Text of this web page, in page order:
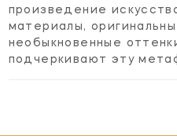
произведение
материалы,
необыкновенные
подчеркивают эту